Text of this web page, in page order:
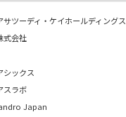
ツーディ・ケイホールディングス
式会社
ックス
ラボ
Japan